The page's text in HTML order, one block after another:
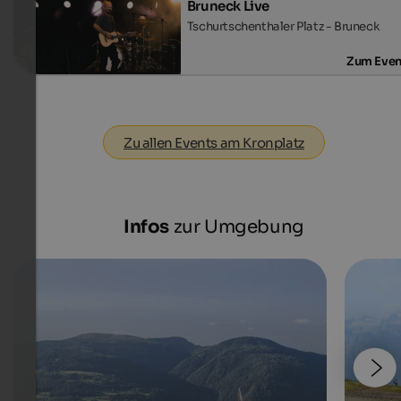
Bruneck Live
Tschurtschenthaler Platz - Bruneck
Zum
Zu allen Events am Kronplatz
Infos zur Umgebung